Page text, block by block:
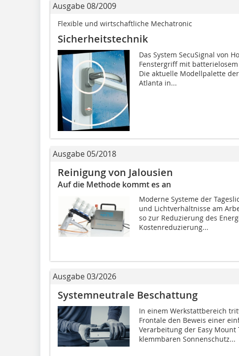
Ausgabe 08/2009
Flexible und wirtschaftliche Mechatronic
Sicherheitstechnik
Das System SecuSignal von
Fenstergriff mit
Die aktuelle Modellpalette
Atlanta in...
Ausgabe 05/2018
Reinigung von Jalousien
Auf die Methode kommt es an
Moderne Systeme der
und Lichtverhältnisse am
so zur Reduzierung des
Kostenreduzierung...
Ausgabe 03/2026
Systemneutrale Beschattung
In einem Werkstattbereich
Frontale den Beweis einer
Verarbeitung der Easy Mount
klemmbaren Sonnenschutz...